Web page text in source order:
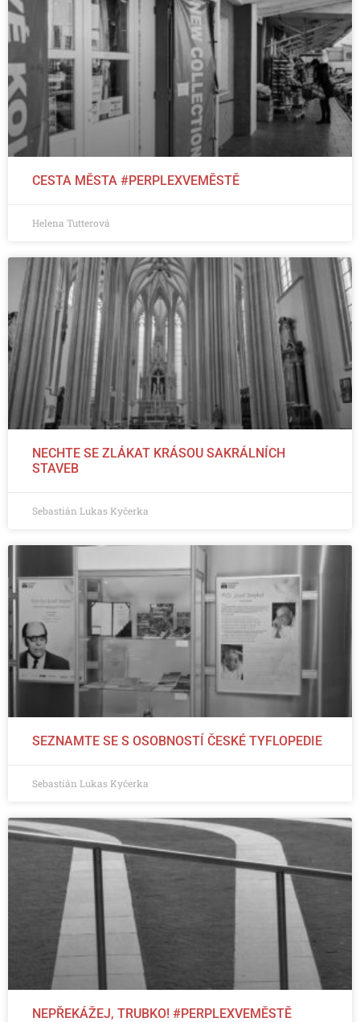
CESTA MĚSTA #PERPLEXVEMĚSTĚ
Helena Tutterová
NECHTE SE ZLÁKAT KRÁSOU SAKRÁLNÍCH
STAVEB
Sebastián Lukas Kyčerka
SEZNAMTE SE S OSOBNOSTÍ ČESKÉ TYFLOPEDIE
Sebastián Lukas Kyčerka
NEPŘEKÁŽEJ, TRUBKO! #PERPLEXVEMĚSTĚ